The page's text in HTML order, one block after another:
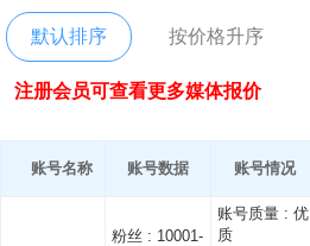
默认排序 按价格升序
注册会员可查看更多媒体报价
账号名称 账号数据 账号情况
粉丝 : 10001-
账号质量 : 优
质